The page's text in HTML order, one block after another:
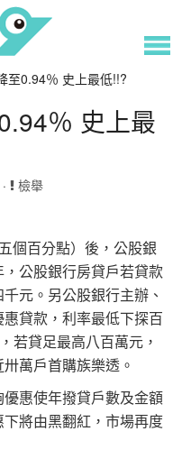
至0.94％ 史上最低!!?
％ 史上最
檢舉
個百分點）後，公股銀
公股銀行房貸戶若貸款
元。另公股銀行主辦、
貸款，利率最低下探百
若貸足最高八百萬元，
萬戶首購族樂透。
惠使年撥貸戶數及金額
將由黑翻紅，市場再度